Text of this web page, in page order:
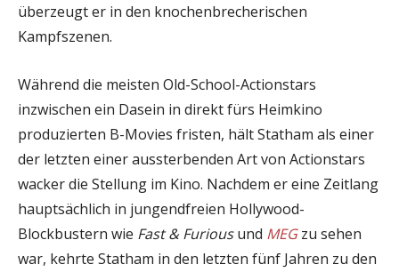
überzeugt er in den knochenbrecherischen
Kampfszenen.
Während die meisten Old-School-Actionstars
inzwischen ein Dasein in direkt fürs Heimkino
produzierten B-Movies fristen, hält Statham als einer
der letzten einer aussterbenden Art von Actionstars
wacker die Stellung im Kino. Nachdem er eine Zeitlang
hauptsächlich in jungendfreien Hollywood-
Blockbustern wie Fast & Furiousund MEGzu sehen
war, kehrte Statham in den letzten fünf Jahren zu den